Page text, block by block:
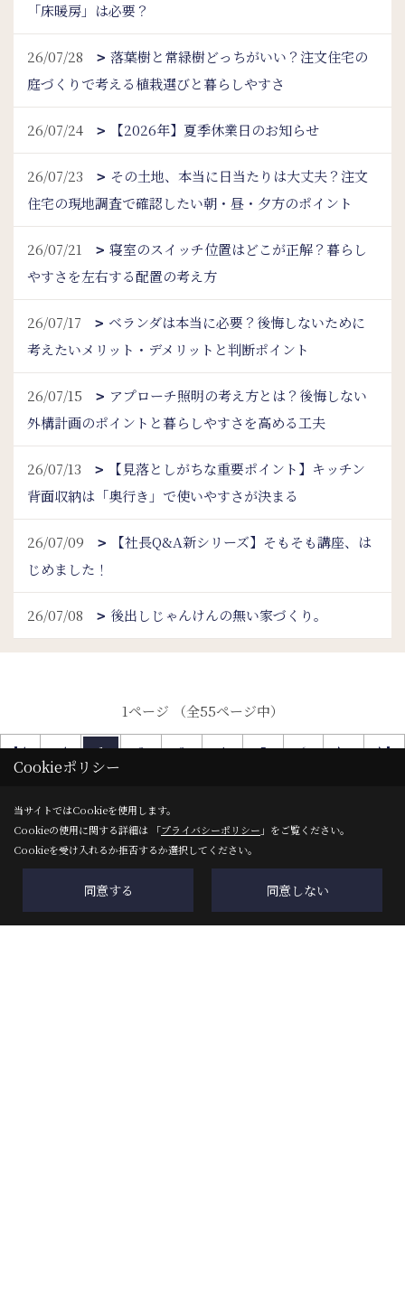
「床暖房」は必要？
26/07/28
落葉樹と常緑樹どっちがいい？注文住宅の
庭づくりで考える植栽選びと暮らしやすさ
26/07/24 【2026年】夏季休業日のお知らせ
26/07/23
その土地、本当に日当たりは大丈夫？注文
住宅の現地調査で確認したい朝・昼・夕方のポイント
26/07/21
寝室のスイッチ位置はどこが正解？暮らし
やすさを左右する配置の考え方
26/07/17
ベランダは本当に必要？後悔しないために
考えたいメリット・デメリットと判断ポイント
26/07/15
アプローチ照明の考え方とは？後悔しない
外構計画のポイントと暮らしやすさを高める工夫
26/07/13
【見落としがちな重要ポイント】キッチン
背面収納は「奥行き」で使いやすさが決まる
26/07/09
【社長Q&A新シリーズ】そもそも講座、は
じめました！
26/07/08 後出しじゃんけんの無い家づくり。
1ページ （全55ページ中）
1 2 3 4 5 6
Cookieポリシー
当サイトではCookieを使用します。
Cookieの使用に関する詳細は 「プライバシーポリシー 」をご覧ください。
Cookieを受け入れるか拒否するか選択してください。
同意する 同意しない